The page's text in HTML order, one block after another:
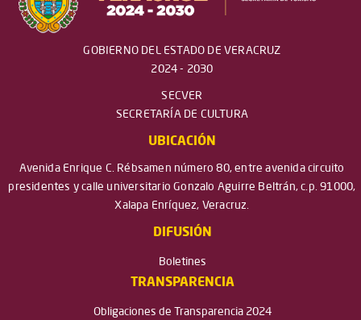
GOBIERNO DEL ESTADO DE VERACRUZ
2024 - 2030
SECVER
SECRETARÍA DE CULTURA
UBICACIÓN
Avenida Enrique C. Rébsamen número 80, entre avenida circuito
presidentes y calle universitario Gonzalo Aguirre Beltrán, c.p. 91000,
Xalapa Enríquez, Veracruz.
DIFUSIÓN
Boletines
TRANSPARENCIA
Obligaciones de Transparencia 2024